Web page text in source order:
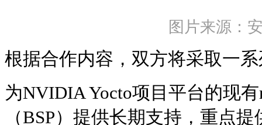
图片来源：
根据合作内容，双方将采取一
为NVIDIA Yocto项目平台的现
（BSP）提供长期支持，重点